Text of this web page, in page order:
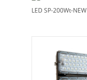
LED SP-200Wt-NEW